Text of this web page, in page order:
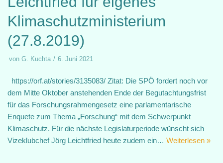
Klimaschutzministerium
(27.8.2019)
von G. Kuchta 6. Juni 2021
https://orf.at/stories/3135083/ Zitat: Die SPÖ fordert noch vor
dem Mitte Oktober anstehenden Ende der Begutachtungsfrist
für das Forschungsrahmengesetz eine parlamentarische
Enquete zum Thema „Forschung“ mit dem Schwerpunkt
Klimaschutz. Für die nächste Legislaturperiode wünscht sich
Vizeklubchef Jörg Leichtfried heute zudem ein… Weiterlesen »